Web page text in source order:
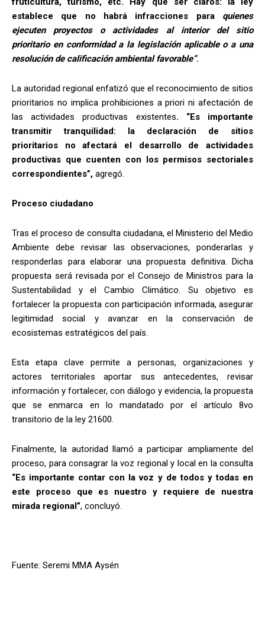
establece que no habrá infracciones para quienes
ejecuten proyectos o actividades al interior del sitio
prioritario en conformidad a la legislación aplicable o a una
resolución de calificación ambiental favorable”.
La autoridad regional enfatizó que el reconocimiento de sitios
prioritarios no implica prohibiciones a priori ni afectación de
las actividades productivas existentes. “Es importante
transmitir tranquilidad: la declaración de sitios
prioritarios no afectará el desarrollo de actividades
productivas que cuenten con los permisos sectoriales
correspondientes”, agregó.
Proceso ciudadano
Tras el proceso de consulta ciudadana, el Ministerio del Medio
Ambiente debe revisar las observaciones, ponderarlas y
responderlas para elaborar una propuesta definitiva. Dicha
propuesta será revisada por el Consejo de Ministros para la
Sustentabilidad y el Cambio Climático. Su objetivo es
fortalecer la propuesta con participación informada, asegurar
legitimidad social y avanzar en la conservación de
ecosistemas estratégicos del país.
Esta etapa clave permite a personas, organizaciones y
actores territoriales aportar sus antecedentes, revisar
información y fortalecer, con diálogo y evidencia, la propuesta
que se enmarca en lo mandatado por el artículo 8vo
transitorio de la ley 21600.
Finalmente, la autoridad llamó a participar ampliamente del
proceso, para consagrar la voz regional y local en la consulta
“Es importante contar con la voz y de todos y todas en
este proceso que es nuestro y requiere de nuestra
mirada regional”, concluyó.
Fuente: Seremi MMA Aysén